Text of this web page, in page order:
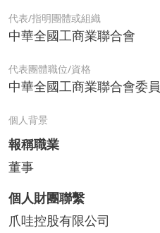
代表/指明團體或組織
中華全國工商業聯合會
代表團體職位/資格
中華全國工商業聯合會委員
個人背景
報稱職業
董事
個人財團聯繫
爪哇控股有限公司